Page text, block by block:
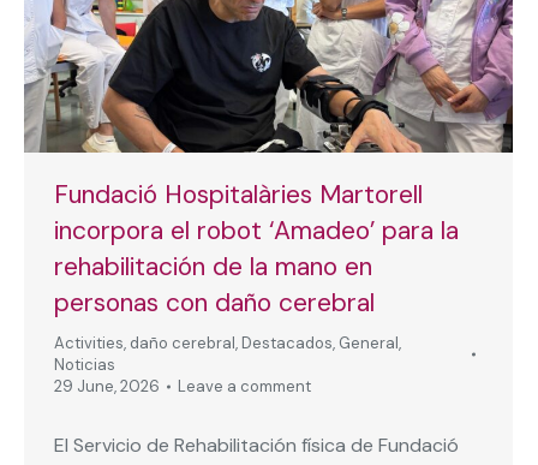
Fundació Hospitalàries Martorell
incorpora el robot ‘Amadeo’ para la
rehabilitación de la mano en
personas con daño cerebral
Activities, daño cerebral, Destacados, General,
Noticias
29 June, 2026
Leave a comment
El Servicio de Rehabilitación física de Fundació